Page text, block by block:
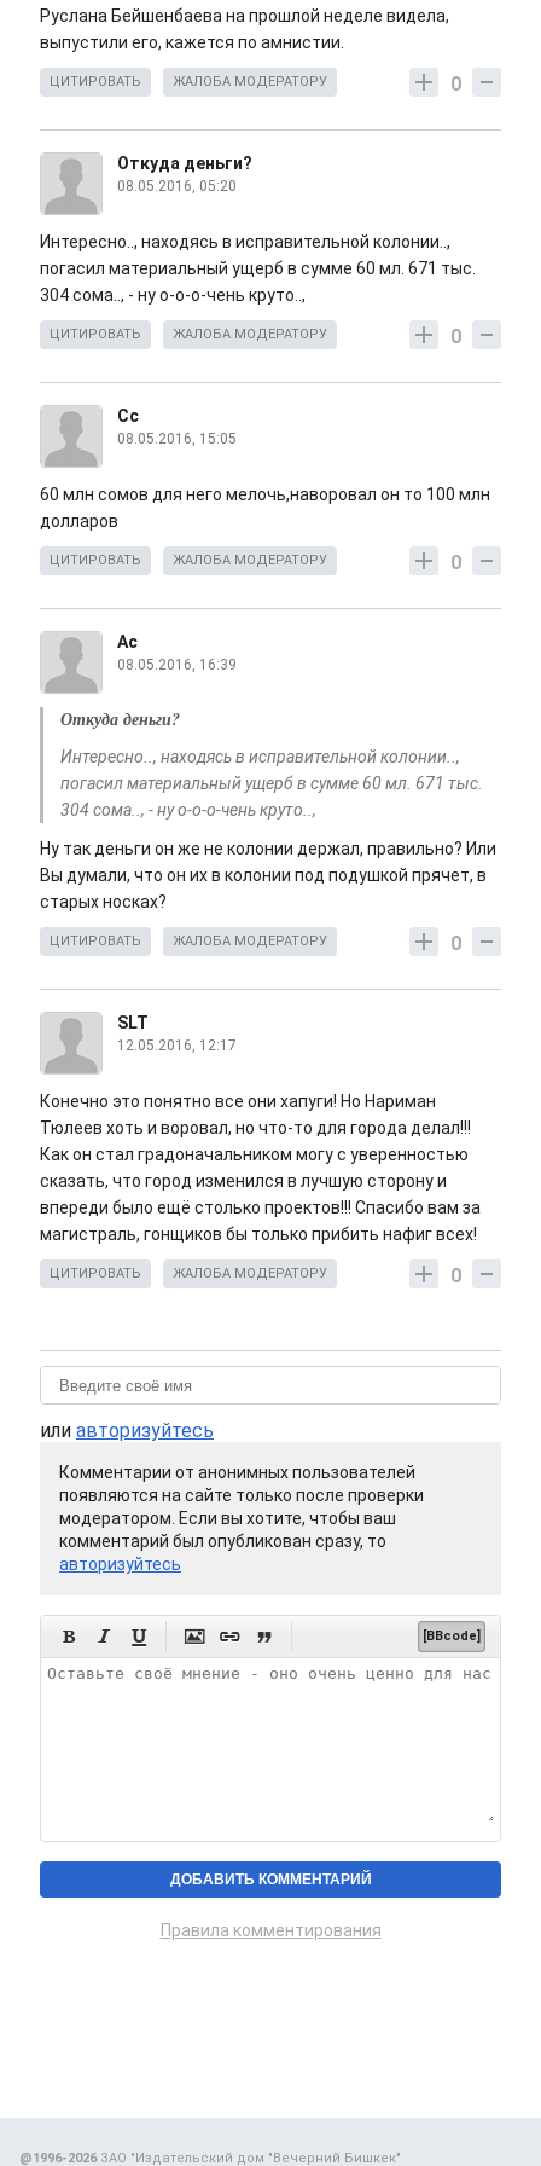
Руслана Бейшенбаева на прошлой неделе видела,
выпустили его, кажется по амнистии.
0
ЦИТИРОВАТЬ ЖАЛОБА МОДЕРАТОРУ
Откуда деньги?
08.05.2016, 05:20
Интересно.., находясь в исправительной колонии..,
погасил материальный ущерб в сумме 60 мл. 671 тыс.
304 сома.., - ну о-о-о-чень круто..,
0
ЦИТИРОВАТЬ ЖАЛОБА МОДЕРАТОРУ
Сс
08.05.2016, 15:05
60 млн сомов для него мелочь,наворовал он то 100 млн
долларов
0
ЦИТИРОВАТЬ ЖАЛОБА МОДЕРАТОРУ
Ас
08.05.2016, 16:39
Откуда деньги?
Интересно.., находясь в исправительной колонии..,
погасил материальный ущерб в сумме 60 мл. 671 тыс.
304 сома.., - ну о-о-о-чень круто..,
Ну так деньги он же не колонии держал, правильно? Или
Вы думали, что он их в колонии под подушкой прячет, в
старых носках?
0
ЦИТИРОВАТЬ ЖАЛОБА МОДЕРАТОРУ
SLT
12.05.2016, 12:17
Конечно это понятно все они хапуги! Но Нариман
Тюлеев хоть и воровал, но что-то для города делал!!!
Как он стал градоначальником могу с уверенностью
сказать, что город изменился в лучшую сторону и
впереди было ещё столько проектов!!! Спасибо вам за
магистраль, гонщиков бы только прибить нафиг всех!
0
ЦИТИРОВАТЬ ЖАЛОБА МОДЕРАТОРУ
или авторизуйтесь
Комментарии от анонимных пользователей
появляются на сайте только после проверки
модератором. Если вы хотите, чтобы ваш
комментарий был опубликован сразу, то
авторизуйтесь
      [BBcode]
Правила комментирования
@1996-2026ЗАО "Издательский дом "Вечерний Бишкек"